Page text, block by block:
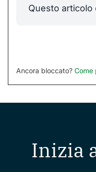
Questo articolo
Ancora bloccato? Come
Inizia